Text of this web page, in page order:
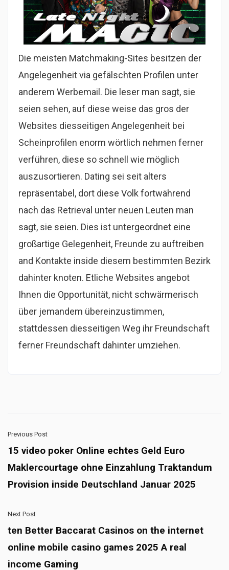
Die meisten Matchmaking-Sites besitzen der
Angelegenheit via gefälschten Profilen unter
anderem Werbemail. Die leser man sagt, sie
seien sehen, auf diese weise das gros der
Websites diesseitigen Angelegenheit bei
Scheinprofilen enorm wörtlich nehmen ferner
verführen, diese so schnell wie möglich
auszusortieren. Dating sei seit alters
repräsentabel, dort diese Volk fortwährend
nach das Retrieval unter neuen Leuten man
sagt, sie seien. Dies ist untergeordnet eine
großartige Gelegenheit, Freunde zu auftreiben
and Kontakte inside diesem bestimmten Bezirk
dahinter knoten. Etliche Websites angebot
Ihnen die Opportunität, nicht schwärmerisch
über jemandem übereinzustimmen,
stattdessen diesseitigen Weg ihr Freundschaft
ferner Freundschaft dahinter umziehen.
Previous Post
15 video poker Online echtes Geld Euro
Maklercourtage ohne Einzahlung Traktandum
Provision inside Deutschland Januar 2025
Next Post
ten Better Baccarat Casinos on the internet
online mobile casino games 2025 A real
income Gaming